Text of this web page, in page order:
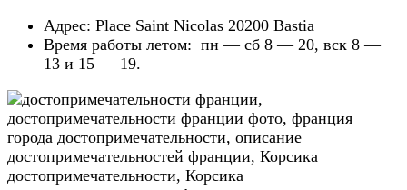
Адрес: Place Saint Nicolas 20200 Bastia
Время работы летом: пн — сб 8 — 20, вск 8 —
13 и 15 — 19.